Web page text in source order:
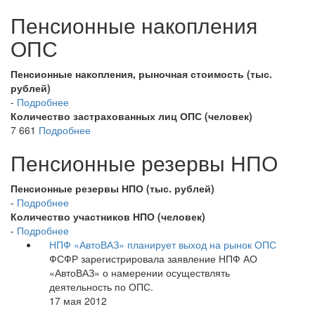
Пенсионные накопления
ОПС
Пенсионные накопления, рыночная стоимость (тыс.
рублей)
- Подробнее
Количество застрахованных лиц ОПС (человек)
7 661 Подробнее
Пенсионные резервы НПО
Пенсионные резервы НПО (тыс. рублей)
- Подробнее
Количество участников НПО (человек)
- Подробнее
НПФ «АвтоВАЗ» планирует выход на рынок ОПС
ФСФР зарегистрировала заявление НПФ АО
«АвтоВАЗ» о намерении осуществлять
деятельность по ОПС.
17 мая 2012